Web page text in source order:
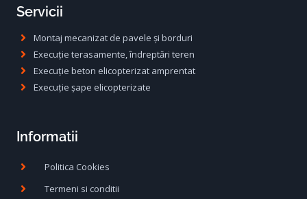
Servicii
Montaj mecanizat de pavele și borduri
Execuție terasamente, îndreptări teren
Execuție beton elicopterizat amprentat
Execuție șape elicopterizate
Informatii
Politica Cookies
Termeni si conditii